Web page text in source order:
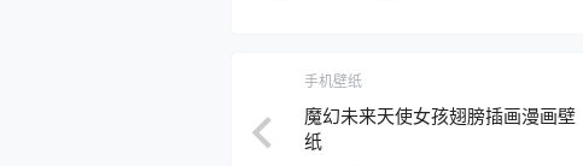
手机壁纸
魔幻未来天使女孩翅膀插画漫画壁
纸